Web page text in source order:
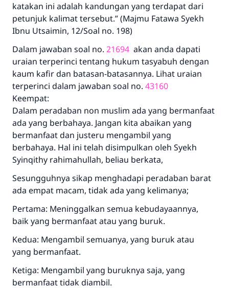
katakan ini adalah kandungan yang terdapat dari
petunjuk kalimat tersebut.” (Majmu Fatawa Syekh
Ibnu Utsaimin, 12/Soal no. 198)
Dalam jawaban soal no. 21694 akan anda dapati
uraian terperinci tentang hukum tasyabuh dengan
kaum kafir dan batasan-batasannya. Lihat uraian
terperinci dalam jawaban soal no. 43160
Keempat:
Dalam peradaban non muslim ada yang bermanfaat
ada yang berbahaya. Jangan kita abaikan yang
bermanfaat dan justeru mengambil yang
berbahaya. Hal ini telah disimpulkan oleh Syekh
Syinqithy rahimahullah, beliau berkata,
Sesungguhnya sikap menghadapi peradaban barat
ada empat macam, tidak ada yang kelimanya;
Pertama: Meninggalkan semua kebudayaannya,
baik yang bermanfaat atau yang buruk.
Kedua: Mengambil semuanya, yang buruk atau
yang bermanfaat.
Ketiga: Mengambil yang buruknya saja, yang
bermanfaat tidak diambil.